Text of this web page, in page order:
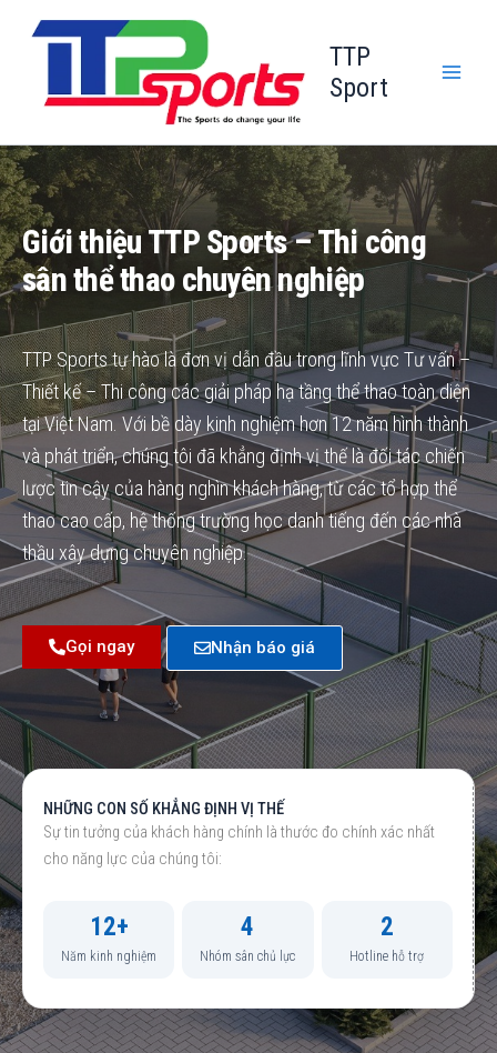
TTP
Sport
Giới thiệu TTP Sports – Thi công
sân thể thao chuyên nghiệp
TTP Sports tự hào là đơn vị dẫn đầu trong lĩnh vực Tư vấn –
Thiết kế – Thi công các giải pháp hạ tầng thể thao toàn diện
tại Việt Nam. Với bề dày kinh nghiệm hơn 12 năm hình thành
và phát triển, chúng tôi đã khẳng định vị thế là đối tác chiến
lược tin cậy của hàng nghìn khách hàng, từ các tổ hợp thể
thao cao cấp, hệ thống trường học danh tiếng đến các nhà
thầu xây dựng chuyên nghiệp.
Gọi ngay Nhận báo giá
NHỮNG CON SỐ KHẲNG ĐỊNH VỊ THẾ
Sự tin tưởng của khách hàng chính là thước đo chính xác nhất
cho năng lực của chúng tôi:
12+
Năm kinh nghiệm
4
Nhóm sân chủ lực
2
Hotline hỗ trợ